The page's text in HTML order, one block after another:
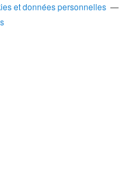
et données personnelles